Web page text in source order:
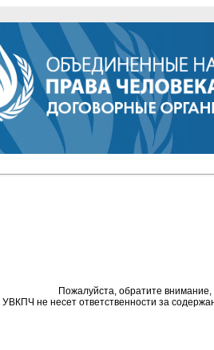
Пожалуйста, обратите
УВКПЧ не несет ответственности за